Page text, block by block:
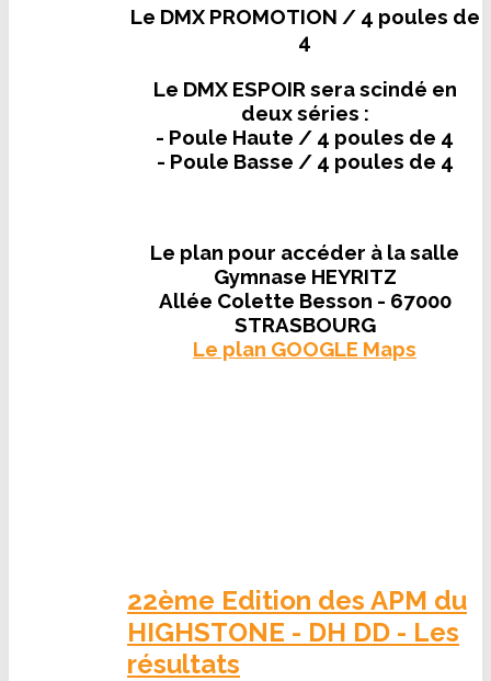
Le DMX PROMOTION / 4 poules de
4
Le DMX ESPOIR sera scindé en
deux séries :
- Poule Haute / 4 poules de 4
- Poule Basse / 4 poules de 4
Le plan pour accéder à la salle
Gymnase HEYRITZ
Allée Colette Besson - 67000
STRASBOURG
Le plan GOOGLE Maps
22ème Edition des APM du
HIGHSTONE - DH DD - Les
résultats